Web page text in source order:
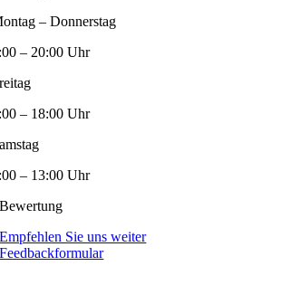
– Donnerstag
– 20:00 Uhr
– 18:00 Uhr
– 13:00 Uhr
Bewertung
Empfehlen Sie uns weiter
Feedbackformular